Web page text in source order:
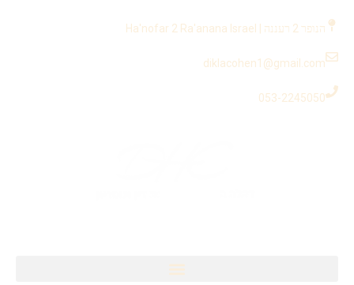
הנופר 2 רעננה | Ha'nofar 2 Ra'anana Israel
diklacohen1@gmail.com
053-2245050